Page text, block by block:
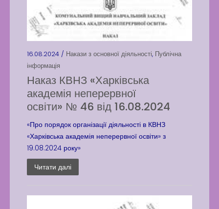
16.08.2024 / Накази з основної діяльності, Публічна
інформація
Наказ КВНЗ «Харківська
академія неперервної
освіти» № 46 від 16.08.2024
«Про порядок організації діяльності в КВНЗ
«Харківська академія неперервної освіти» з
19.08.2024 року»
Читати далі